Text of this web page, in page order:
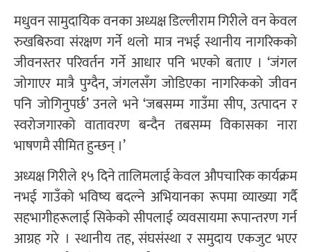
मधुवन सामुदायिक वनका अध्यक्ष डिल्लीराम गिरीले वन केवल
रुखबिरुवा संरक्षण गर्ने थलो मात्र नभई स्थानीय नागरिकको
जीवनस्तर परिवर्तन गर्ने आधार पनि भएको बताए । ‘जंगल
जोगाएर मात्रै पुग्दैन, जंगलसँग जोडिएका नागरिकको जीवन
पनि जोगिनुपर्छ’ उनले भने ‘जबसम्म गाउँमा सीप, उत्पादन र
स्वरोजगारको वातावरण बन्दैन तबसम्म विकासका नारा
भाषणमै सीमित हुन्छन् ।’
अध्यक्ष गिरीले १५ दिने तालिमलाई केवल औपचारिक कार्यक्रम
नभई गाउँको भविष्य बदल्ने अभियानका रूपमा व्याख्या गर्दै
सहभागीहरूलाई सिकेको सीपलाई व्यवसायमा रूपान्तरण गर्न
आग्रह गरे । स्थानीय तह, संघसंस्था र समुदाय एकजुट भएर